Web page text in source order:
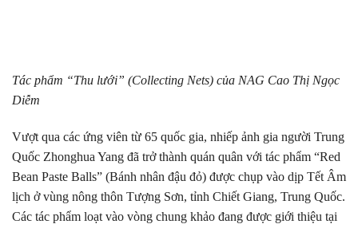
Tác phẩm “Thu lưới” (Collecting Nets) của NAG Cao Thị Ngọc
Diễm
Vượt qua các ứng viên từ 65 quốc gia, nhiếp ảnh gia người Trung
Quốc Zhonghua Yang đã trở thành quán quân với tác phẩm “Red
Bean Paste Balls” (Bánh nhân đậu đỏ) được chụp vào dịp Tết Âm
lịch ở vùng nông thôn Tượng Sơn, tỉnh Chiết Giang, Trung Quốc.
Các tác phẩm loạt vào vòng chung khảo đang được giới thiệu tại